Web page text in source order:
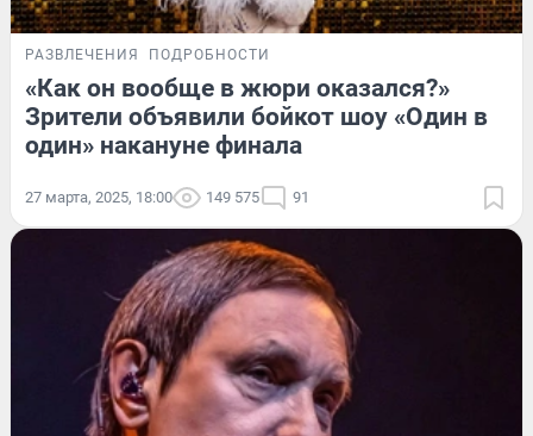
РАЗВЛЕЧЕНИЯ ПОДРОБНОСТИ
«Как он вообще в жюри оказался?»
Зрители объявили бойкот шоу «Один в
один» накануне финала
27 марта, 2025, 18:00 149 575 91